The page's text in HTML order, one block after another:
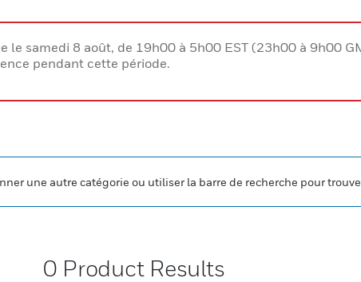
le samedi 8 août, de 19h00 à 5h00 EST (23h00 à 9h00
pendant cette période.
une autre catégorie ou utiliser la barre de recherche pour
0 Product Results